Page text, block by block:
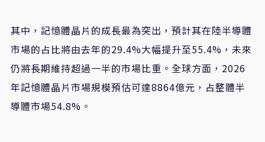
其中，記憶體晶片的成長最為突出，預計其在陸半導體
市場的占比將由去年的29.4%大幅提升至55.4%，未來
仍將長期維持超過一半的市場比重。全球方面，2026
年記憶體晶片市場規模預估可達8864億元，占整體半
導體市場54.8%。